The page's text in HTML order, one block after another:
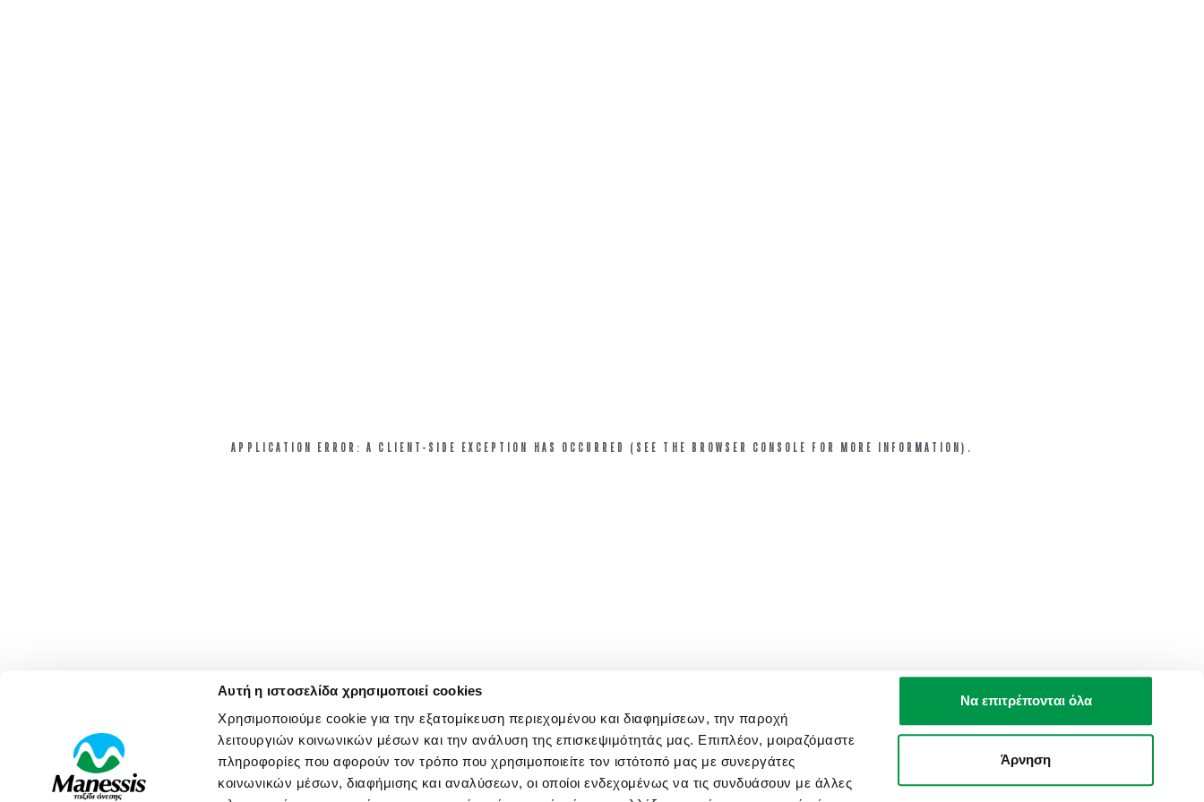
Αυτή η ιστοσελίδα χρησιμοποιεί cookies
Χρησιμοποιούμε cookie για την εξατομίκευση περιεχομένου και διαφημίσεων, την παροχή
λειτουργιών κοινωνικών μέσων και την ανάλυση της επισκεψιμότητάς μας. Επιπλέον, μοιραζόμαστε
πληροφορίες που αφορούν τον τρόπο που χρησιμοποιείτε τον ιστότοπό μας με συνεργάτες
κοινωνικών μέσων, διαφήμισης και αναλύσεων, οι οποίοι ενδεχομένως να τις συνδυάσουν με άλλες
Να επιτρέπονται όλα
Άρνηση
APPLICATION ERROR: A CLIENT-SIDE EXCEPTION HAS OCCURRED (SEE THE BROWSER CONSOLE FOR MORE INFORMATION).